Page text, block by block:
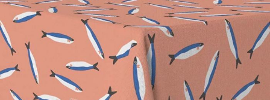
naar
einde
van
afbeeldingen-
gallerij